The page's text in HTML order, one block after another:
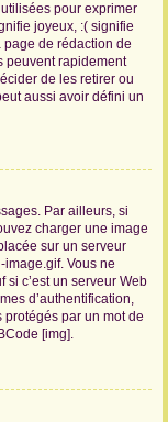
pour exprimer
joyeux, :( signifie
page de rédaction de
peuvent rapidement
de les retirer ou
aussi avoir défini un
Par ailleurs, si
charger une image
sur un serveur
Vous ne
c’est un serveur Web
d’authentification,
protégés par un mot de
[img].